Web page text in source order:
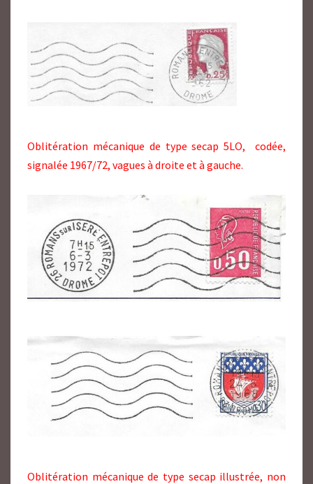
Oblitération mécanique de type secap 5LO, codée,
signalée 1967/72, vagues à droite et à gauche.
Oblitération mécanique de type secap illustrée, non